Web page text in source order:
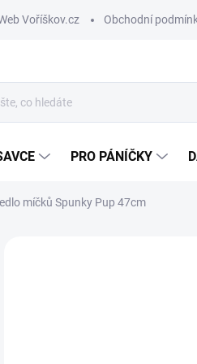
Voříškov.cz Obchodní
PRO PÁNÍČKY
míčků Spunky Pup 47cm